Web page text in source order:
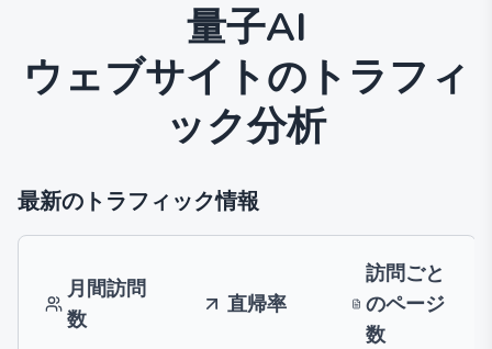
量子AI
ウェブサイトのトラフィ
ック分析
最新のトラフィック情報
月間訪問
数
直帰率
訪問ごと
のページ
数